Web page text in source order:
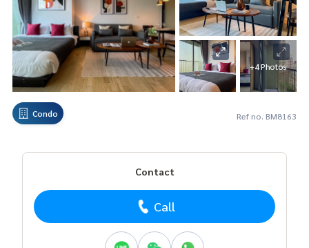
+4 Photos
Condo Ref no. BM8163
Contact
Call